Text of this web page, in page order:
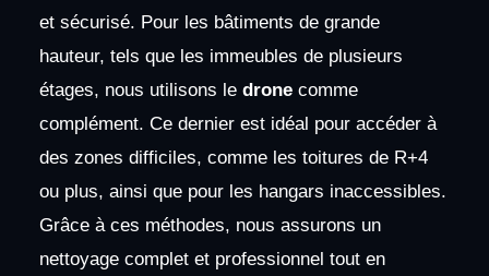
et sécurisé. Pour les bâtiments de grande
hauteur, tels que les immeubles de plusieurs
étages, nous utilisons le dronecomme
complément. Ce dernier est idéal pour accéder à
des zones difficiles, comme les toitures de R+4
ou plus, ainsi que pour les hangars inaccessibles.
Grâce à ces méthodes, nous assurons un
nettoyage complet et professionnel tout en